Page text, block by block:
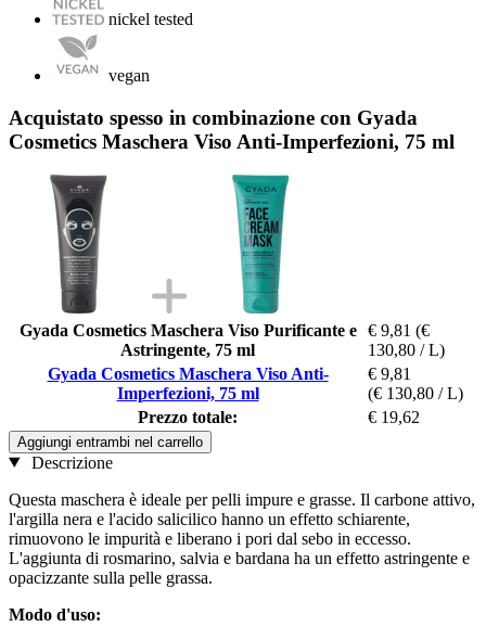
nickel tested
vegan
Acquistato spesso in combinazione con Gyada
Cosmetics Maschera Viso Anti-Imperfezioni, 75 ml
Gyada Cosmetics Maschera Viso Purificante e
Astringente, 75 ml
€ 9,81 (€
130,80 / L)
Gyada Cosmetics Maschera Viso Anti-
Imperfezioni, 75 ml
€ 9,81
(€ 130,80 / L)
Prezzo totale:
€ 19,62
Aggiungi entrambi nel carrello
Descrizione
Questa maschera è ideale per pelli impure e grasse. Il carbone attivo,
l'argilla nera e l'acido salicilico hanno un effetto schiarente,
rimuovono le impurità e liberano i pori dal sebo in eccesso.
L'aggiunta di rosmarino, salvia e bardana ha un effetto astringente e
opacizzante sulla pelle grassa.
Modo d'uso: